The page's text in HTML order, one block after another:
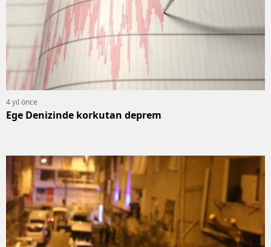
4 yıl önce
Ege Denizinde korkutan deprem